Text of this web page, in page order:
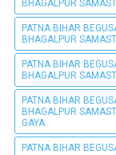
BHAGALPUR
PATNA BIHAR
BHAGALPUR
PATNA BIHAR
BHAGALPUR
PATNA BIHAR
BHAGALPUR
GAYA
PATNA BIHAR